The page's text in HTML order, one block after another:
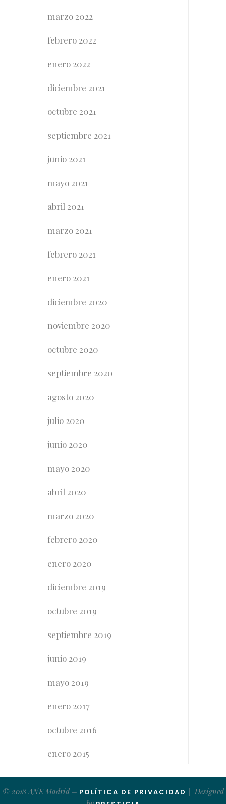
marzo 2022
febrero 2022
enero 2022
diciembre 2021
octubre 2021
septiembre 2021
junio 2021
mayo 2021
abril 2021
marzo 2021
febrero 2021
enero 2021
diciembre 2020
noviembre 2020
octubre 2020
septiembre 2020
agosto 2020
julio 2020
junio 2020
mayo 2020
abril 2020
marzo 2020
febrero 2020
enero 2020
diciembre 2019
octubre 2019
septiembre 2019
junio 2019
mayo 2019
enero 2017
octubre 2016
enero 2015
© 2018 ANE Madrid – POLÍTICA DE PRIVACIDAD
| Designed